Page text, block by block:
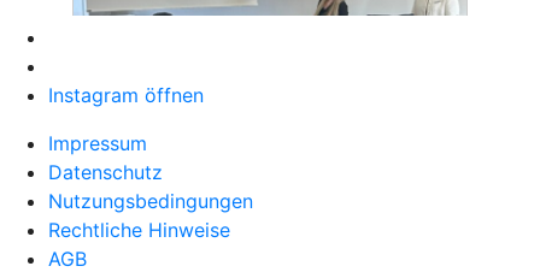
Instagram öffnen
Impressum
Datenschutz
Nutzungsbedingungen
Rechtliche Hinweise
AGB